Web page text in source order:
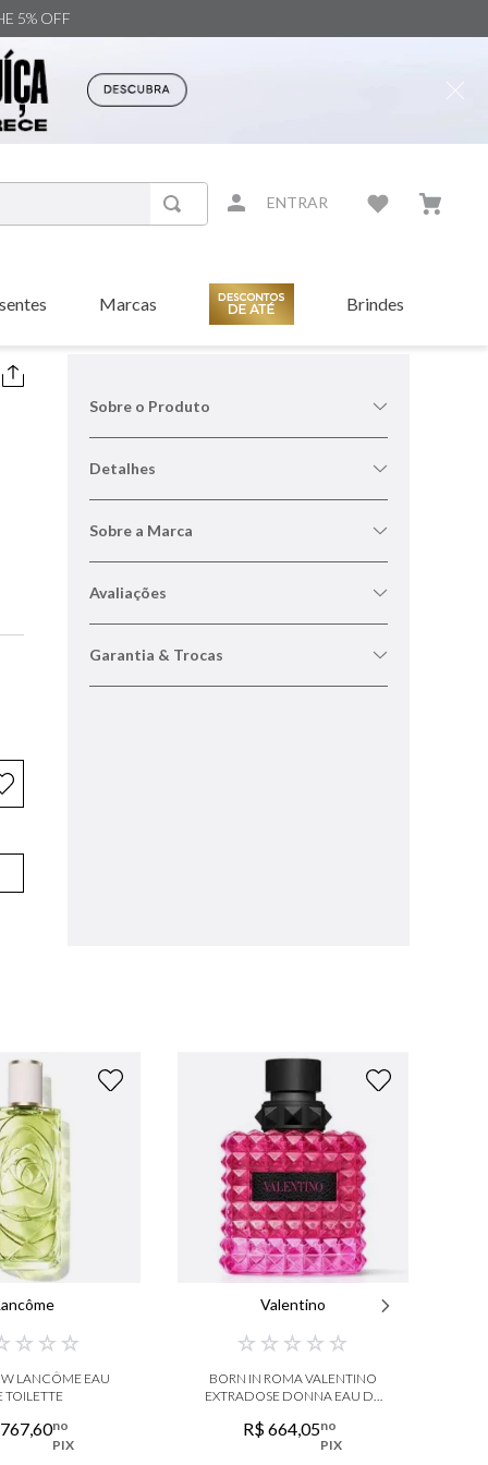
5% OFF
ENTRAR
Marcas Brindes
Sobre o Produto
Detalhes
Sobre a Marca
Avaliações
Garantia & Trocas
☆ ☆ ☆
LANCÔME EAU
TOILETTE
767,60no
PIX
Valentino
☆ ☆ ☆ ☆ ☆
BORN IN ROMA VALENTINO
EXTRADOSE DONNA EAU DE
R$664,05no
PIX